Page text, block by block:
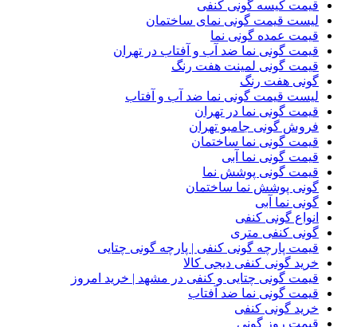
قیمت کیسه گونی کنفی
لیست قیمت گونی نمای ساختمان
قیمت عمده گونی نما
قیمت گونی نما ضد آب و آفتاب در تهران
قیمت گونی لمینت هفت رنگ
گونی هفت رنگ
لیست قیمت گونی نما ضد آب و آفتاب
قیمت گونی نما در تهران
فروش گونی جامبو تهران
قیمت گونی نما ساختمان
قیمت گونی نما آبی
قیمت گونی پوشش نما
گونی پوشش نما ساختمان
گونی نما آبی
انواع گونی کنفی
گونی کنفی متری
قیمت پارچه گونی کنفی | پارچه گونی چتایی
خرید گونی کنفی دیجی کالا
قیمت گونی چتایی و کنفی در مشهد | خرید امروز
قیمت گونی نما ضد آفتاب
خرید گونی کنفی
قیمت روز گونی